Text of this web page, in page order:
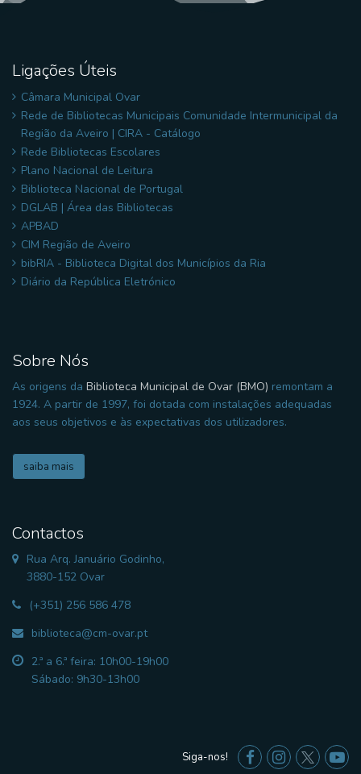
Ligações Úteis
Câmara Municipal Ovar
Rede de Bibliotecas Municipais Comunidade Intermunicipal da
Região da Aveiro | CIRA - Catálogo
Rede Bibliotecas Escolares
Plano Nacional de Leitura
Biblioteca Nacional de Portugal
DGLAB | Área das Bibliotecas
APBAD
CIM Região de Aveiro
bibRIA - Biblioteca Digital dos Municípios da Ria
Diário da República Eletrónico
Sobre Nós
As origens da Biblioteca Municipal de Ovar (BMO) remontam a
1924. A partir de 1997, foi dotada com instalações adequadas
aos seus objetivos e às expectativas dos utilizadores.
saiba mais
Contactos
Rua Arq. Januário Godinho,
3880-152 Ovar
(+351) 256 586 478
biblioteca@cm-ovar.pt
2.ª a 6.ª feira: 10h00-19h00
Sábado: 9h30-13h00
Siga-nos!